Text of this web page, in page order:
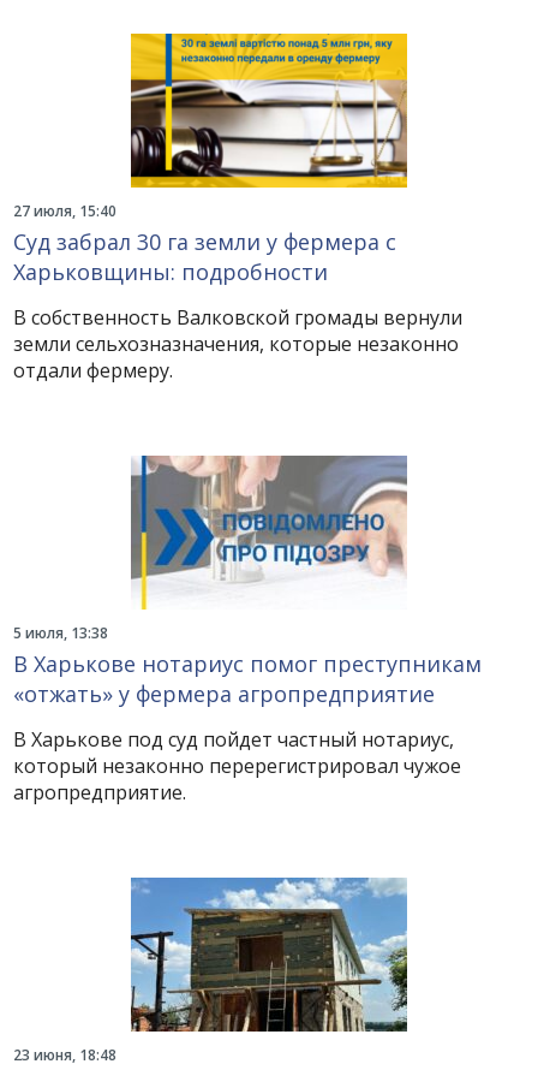
27 июля, 15:40
Суд забрал 30 га земли у фермера с
Харьковщины: подробности
В собственность Валковской громады вернули
земли сельхозназначения, которые незаконно
отдали фермеру.
5 июля, 13:38
В Харькове нотариус помог преступникам
«отжать» у фермера агропредприятие
В Харькове под суд пойдет частный нотариус,
который незаконно перерегистрировал чужое
агропредприятие.
23 июня, 18:48